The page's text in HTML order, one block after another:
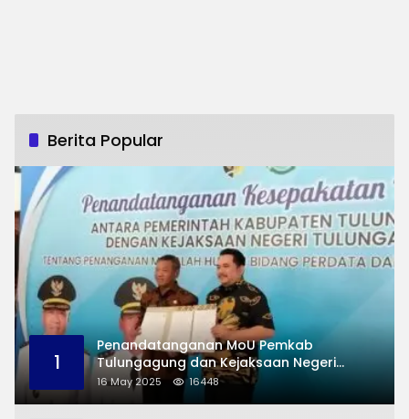
Berita Popular
1
Penandatanganan MoU Pemkab
Tulungagung dan Kejaksaan Negeri
Permasalahan Hukum
16 May 2025 16448